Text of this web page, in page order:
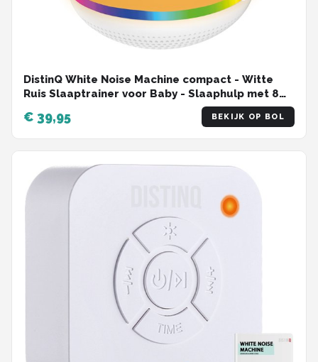
DistinQ White Noise Machine compact - Witte
Ruis Slaaptrainer voor Baby - Slaaphulp met 8
verschillende kleuren LED verlichting en 29
rustgevende geluiden
€ 39,95 BEKIJK OP BOL